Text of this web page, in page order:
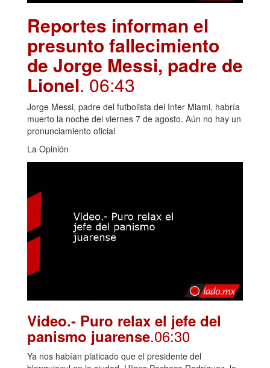
Reportes informan el
presunto fallecimiento
de Jorge Messi, padre de
Lionel. 06:43
Jorge Messi, padre del futbolista del Inter Miami, habría
muerto la noche del viernes 7 de agosto. Aún no hay un
pronunciamiento oficial
La Opinión
Video.- Puro relax el jefe del
panismo juarense.06:30
Ya nos habían platicado que el presidente del